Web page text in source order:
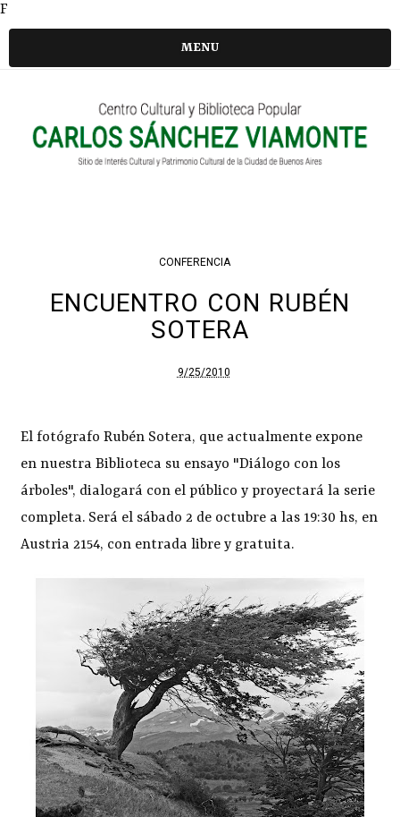
F
MENU
CONFERENCIA
ENCUENTRO CON RUBÉN
SOTERA
9/25/2010
El fotógrafo Rubén Sotera, que actualmente expone
en nuestra Biblioteca su ensayo "Diálogo con los
árboles", dialogará con el público y proyectará la serie
completa. Será el sábado 2 de octubre a las 19:30 hs, en
Austria 2154, con entrada libre y gratuita.